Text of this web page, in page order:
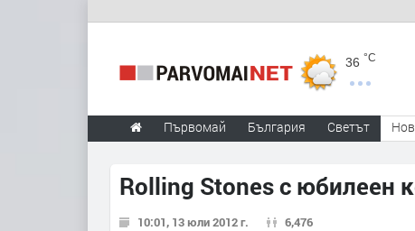
36 °C
Първомай България Светът
Rolling Stones с юбилеен
10:01, 13 юли 2012 г. 6,476